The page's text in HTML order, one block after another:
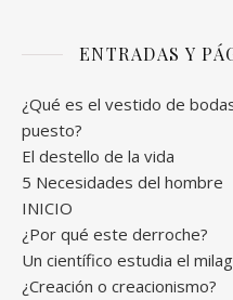
ENTRADAS Y
¿Qué es el vestido de
puesto?
El destello de la vida
5 Necesidades del hombre
INICIO
¿Por qué este derroche?
Un científico estudia el
¿Creación o creacionismo?